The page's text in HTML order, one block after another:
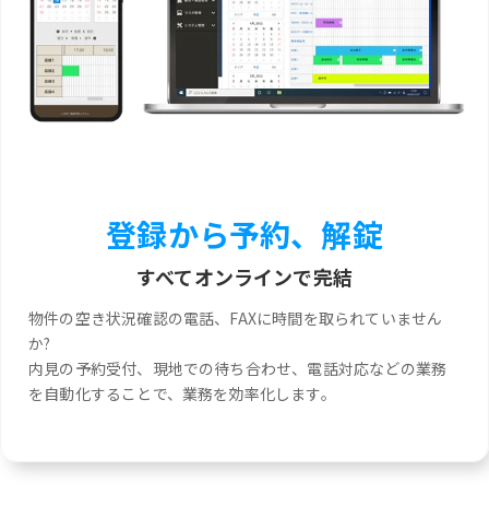
登録から予約、解錠
すべてオンラインで完結
物件の空き状況確認の電話、FAXに時間を取られていません
か?
内見の予約受付、現地での待ち合わせ、電話対応などの業務
を自動化することで、業務を効率化します。